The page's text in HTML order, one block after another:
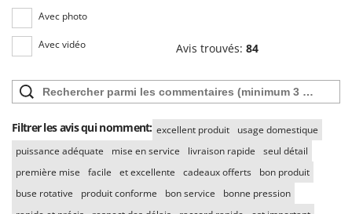
Avec photo
Avec vidéo Avis trouvés: 84
Filtrer les avis qui nomment: excellent produit
usage domestique
puissance adéquate
mise en service livraison rapide
seul détail
première mise
facile et excellente cadeaux offerts
bon produit
buse rotative
produit conforme bon service
bonne pression